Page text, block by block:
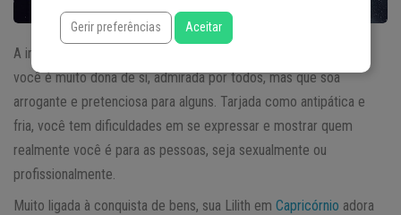
A influência de
você é muito dona de si, admirada por todos, mas que soa
arrogante e pretenciosa para alguns. Tarjada como antipática e
fria, você tem dificuldades em se expressar e mostrar quem
realmente você é para as pessoas, seja sexualmente ou
profissionalmente.
Muito ligada à conquista de bens, sua Lilith em Capricórnio adora
Gerir preferências Aceitar